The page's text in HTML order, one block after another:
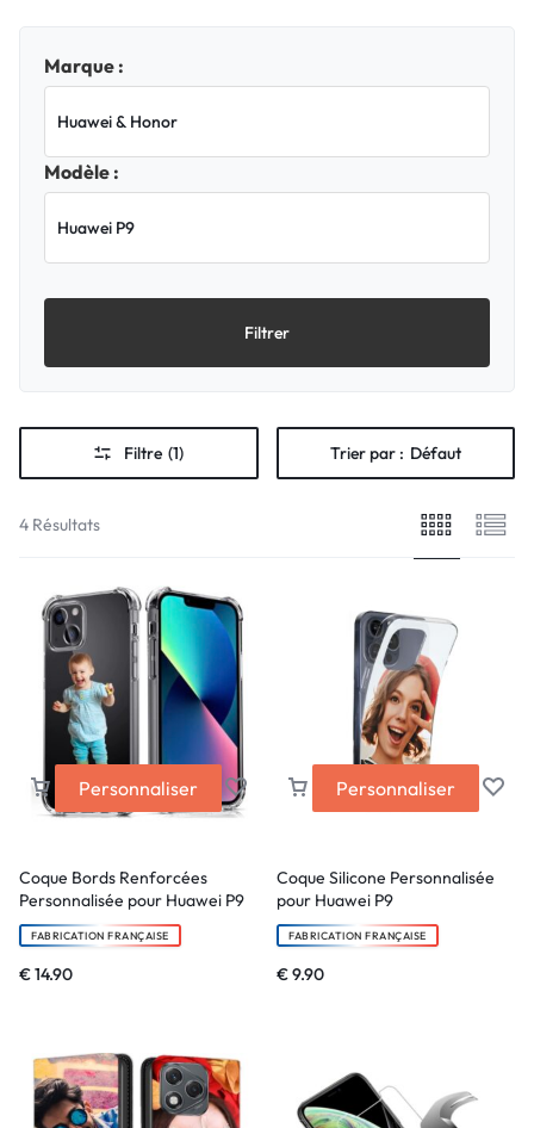
Marque :
Modèle :
Filtrer
Filtre (1) Trier par : Défaut
4 Résultats
Personnaliser
Coque Bords Renforcées
Personnalisée pour Huawei P9
FABRICATION FRANÇAISE
€14.90
Personnaliser
Coque Silicone Personnalisée
pour Huawei P9
FABRICATION FRANÇAISE
€9.90